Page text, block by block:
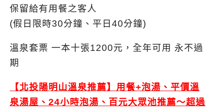
保留給有用餐之客人
(假日限時30分鐘、平日40分鐘)
溫泉套票 一本十張1200元，全年可用 永不過
期
【北投陽明山溫泉推薦】用餐+泡湯、平價溫
泉湯屋、24小時泡湯、百元大眾池推薦～超過